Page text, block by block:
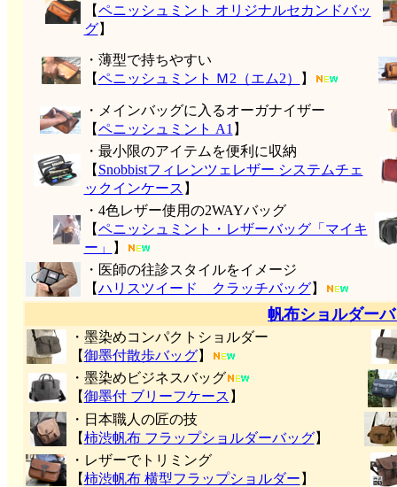
【ペニッシュミント オリジナルセカンドバッ
グ】
・薄型で持ちやすい
【ペニッシュミント Ｍ2（エム2） 】
・メインバッグに入るオーガナイザー
【ペニッシュミント A1 】
・最小限のアイテムを便利に収納
【 Snobbistフィレンツェレザー システムチェ
ックインケース 】
・4色レザー使用の2WAYバッグ
【ペニッシュミント・レザーバッグ「マイキ
ー」
】
・医師の往診スタイルをイメージ
【ハリスツイード クラッチバッグ】
帆布ショルダー
・墨染めコンパクトショルダー
【御墨付散歩バッグ】
・墨染めビジネスバッグ
【御墨付 ブリーフケース 】
・日本職人の匠の技
【柿渋帆布 フラップショルダーバッグ】
・レザーでトリミング
【柿渋帆布 横型フラップショルダー 】